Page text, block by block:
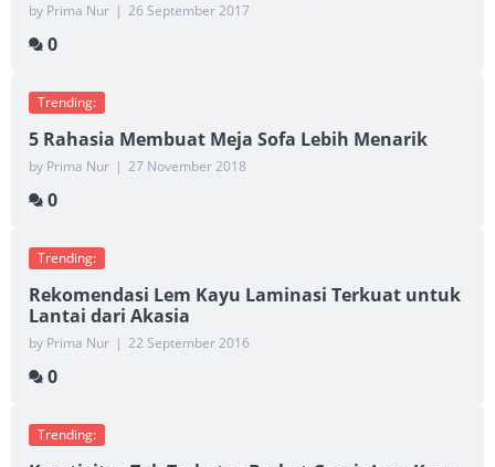
by Prima Nur | 26 September 2017
0
Trending:
5 Rahasia Membuat Meja Sofa Lebih Menarik
by Prima Nur | 27 November 2018
0
Trending:
Rekomendasi Lem Kayu Laminasi Terkuat untuk
Lantai dari Akasia
by Prima Nur | 22 September 2016
0
Trending: